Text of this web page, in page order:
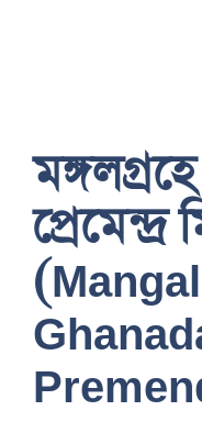
প্রেমেন্দ্র